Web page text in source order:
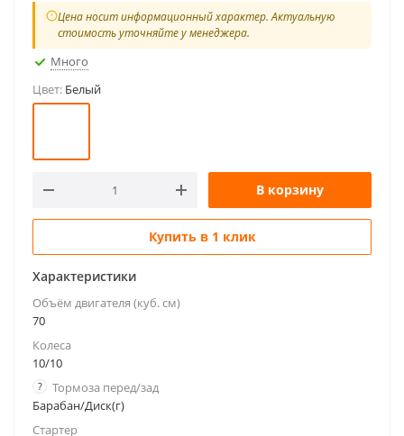
Цена носит информационный характер. Актуальную
стоимость уточняйте у менеджера.
Много
Цвет: Белый
В корзину
Купить в 1 клик
Характеристики
Объём двигателя (куб. см)
70
Колеса
10/10
?
Тормоза перед/зад
Барабан/Диск(г)
Стартер